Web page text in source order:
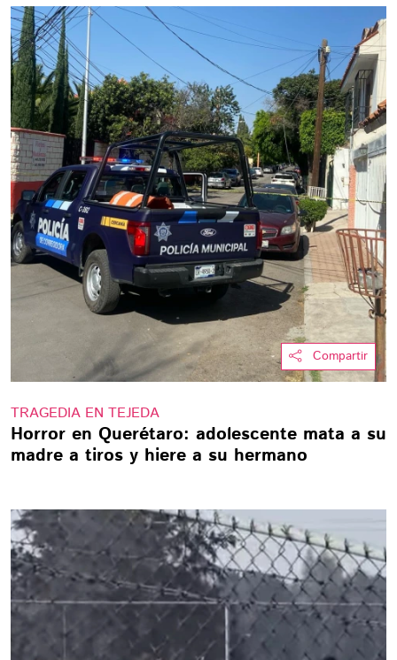
Compartir
TRAGEDIA EN TEJEDA
Horror en Querétaro: adolescente mata a su
madre a tiros y hiere a su hermano